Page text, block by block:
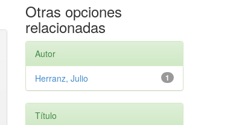
Otras opciones
relacionadas
Autor
1
Herranz, Julio
Título